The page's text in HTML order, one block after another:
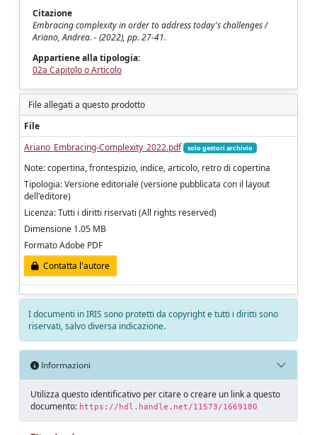
Citazione
Embracing complexity in order to address today's challenges /
Ariano, Andrea. - (2022), pp. 27-41.
Appartiene alla tipologia:
02a Capitolo o Articolo
File allegati a questo prodotto
File
Ariano_Embracing-Complexity_2022.pdf
solo gestori archivio
Note: copertina, frontespizio, indice, articolo, retro di copertina
Tipologia: Versione editoriale (versione pubblicata con il layout
dell'editore)
Licenza: Tutti i diritti riservati (All rights reserved)
Dimensione 1.05 MB
Formato Adobe PDF
Contatta l'autore
I documenti in IRIS sono protetti da copyright e tutti i diritti sono
riservati, salvo diversa indicazione.
Informazioni
Utilizza questo identificativo per citare o creare un link a questo
documento: https://hdl.handle.net/11573/1669180